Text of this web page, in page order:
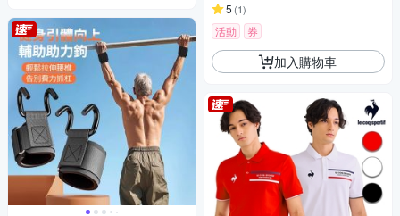
5 (1)
活動 券
加入購物車